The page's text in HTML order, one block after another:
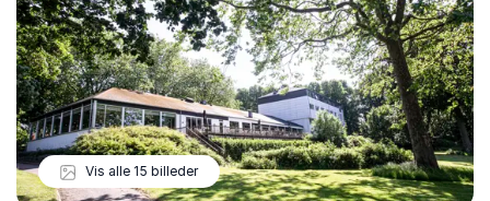
Vis alle 15 billeder